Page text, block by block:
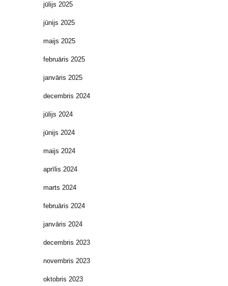
jūlijs 2025
jūnijs 2025
maijs 2025
februāris 2025
janvāris 2025
decembris 2024
jūlijs 2024
jūnijs 2024
maijs 2024
aprīlis 2024
marts 2024
februāris 2024
janvāris 2024
decembris 2023
novembris 2023
oktobris 2023